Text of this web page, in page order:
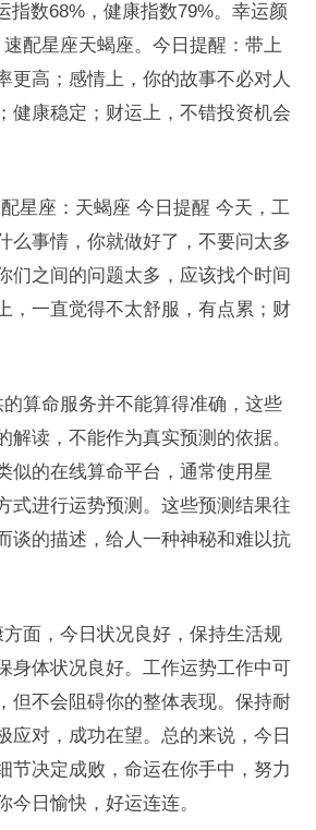
指数68%，健康指数79%。幸运颜
配星座天蝎座。今日提醒：带上
更高；感情上，你的故事不必对人
健康稳定；财运上，不错投资机会
星座：天蝎座 今日提醒 今天，工
么事情，你就做好了，不要问太多
们之间的问题太多，应该找个时间
，一直觉得不太舒服，有点累；财
算命服务并不能算得准确，这些
解读，不能作为真实预测的依据。
似的在线算命平台，通常使用星
式进行运势预测。这些预测结果往
谈的描述，给人一种神秘和难以抗
面，今日状况良好，保持生活规
身体状况良好。工作运势工作中可
但不会阻碍你的整体表现。保持耐
应对，成功在望。总的来说，今日
节决定成败，命运在你手中，努力
今日愉快，好运连连。